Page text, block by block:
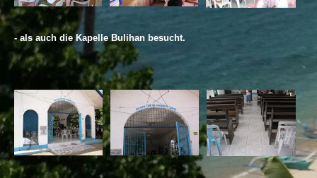
- als auch die Kapelle Bulihan besucht.